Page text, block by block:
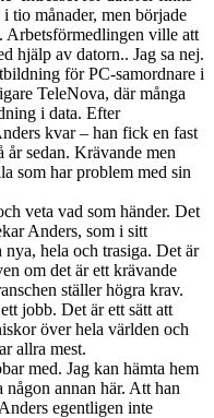
tio månader, men började
Arbetsförmedlingen ville att
hjälp av datorn.. Jag sa nej.
för PC-samordnare i
TeleNova, där många
i data. Efter
kvar – han fick en fast
sedan. Krävande men
som har problem med sin
veta vad som händer. Det
Anders, som i sitt
nya, hela och trasiga. Det är
om det är ett krävande
ställer högra krav.
jobb. Det är ett sätt att
över hela världen och
allra mest.
med. Jag kan hämta hem
annan här. Att han
egentligen inte